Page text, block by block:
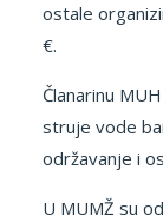
ostale
€.
Članarinu
struje vode
održavanje i
U MUMŽ su